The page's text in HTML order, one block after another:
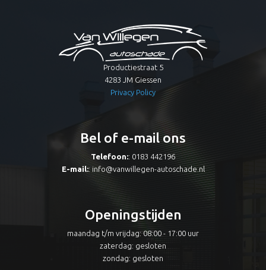
Productiestraat 5
4283 JM Giessen
Privacy Policy
Bel of e-mail ons
Telefoon:: 0183 442196
E-mail:: info@vanwillegen-autoschade.nl
Openingstijden
maandag t/m vrijdag: 08:00 - 17:00 uur
zaterdag: gesloten
zondag: gesloten